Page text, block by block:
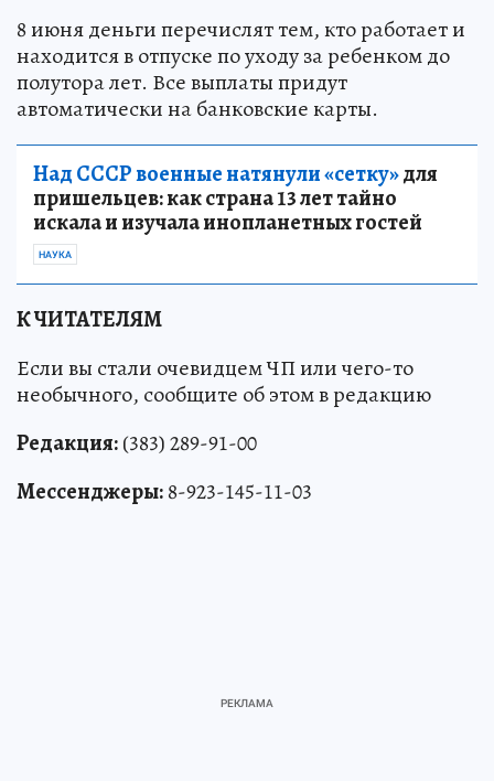
8 июня деньги перечислят тем, кто работает и
находится в отпуске по уходу за ребенком до
полутора лет. Все выплаты придут
автоматически на банковские карты.
Над СССР военные натянули «сетку»для
пришельцев: как страна 13 лет тайно
искала и изучала инопланетных гостей
НАУКА
К ЧИТАТЕЛЯМ
Если вы стали очевидцем ЧП или чего-то
необычного, сообщите об этом в редакцию
Редакция:(383) 289-91-00
Мессенджеры:8-923-145-11-03